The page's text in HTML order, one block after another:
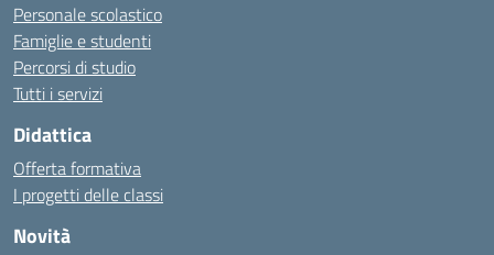
Personale scolastico
Famiglie e studenti
Percorsi di studio
Tutti i servizi
Didattica
Offerta formativa
I progetti delle classi
Novità